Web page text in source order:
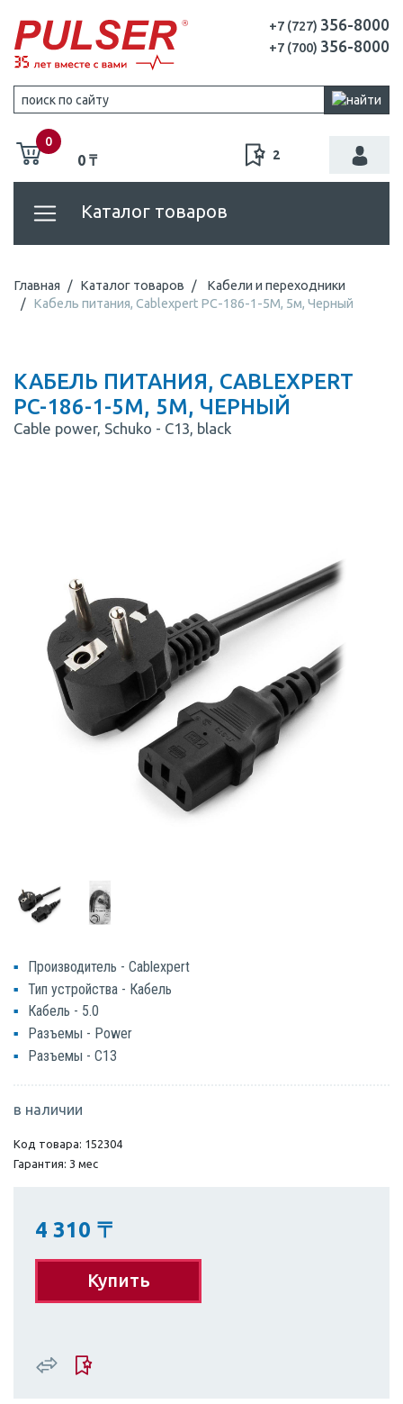
+7 (727) 356-8000
+7 (700) 356-8000
0
0 ₸ 2
Каталог товаров
Главная Каталог товаров
Кабели и переходники
Кабель питания, Cablexpert PC-186-1-5M, 5м, Черный
КАБЕЛЬ ПИТАНИЯ, CABLEXPERT
PC-186-1-5M, 5М, ЧЕРНЫЙ
Cable power, Schuko - C13, black
Производитель - Cablexpert
Тип устройства - Кабель
Кабель - 5.0
Разъемы - Power
Разъемы - C13
в наличии
Код товара: 152304
Гарантия: 3 мес
4 310 〒
Купить